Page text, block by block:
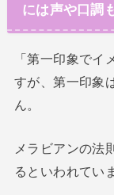
には声や口調
「第一印象でイ
すが、第一印象
ん。
メラビアンの法
るといわれてい